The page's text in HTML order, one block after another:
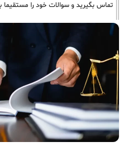
تماس بگیرید و سوالات خود را